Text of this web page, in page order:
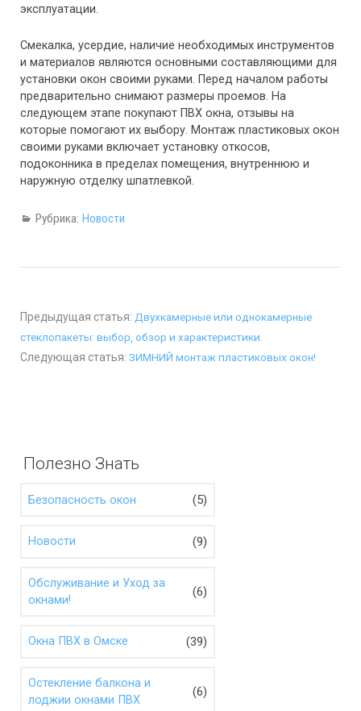
эксплуатации.
Смекалка, усердие, наличие необходимых инструментов
и материалов являются основными составляющими для
установки окон своими руками. Перед началом работы
предварительно снимают размеры проемов. На
следующем этапе покупают ПВХ окна, отзывы на
которые помогают их выбору. Монтаж пластиковых окон
своими руками включает установку откосов,
подоконника в пределах помещения, внутреннюю и
наружную отделку шпатлевкой.
Рубрика: Новости
Предыдущая статья: Двухкамерные или однокамерные
стеклопакеты: выбор, обзор и характеристики.
Следующая статья: ЗИМНИЙ монтаж пластиковых окон!
Полезно Знать
Безопасность окон (5)
Новости (9)
Обслуживание и Уход за
окнами!
(6)
Окна ПВХ в Омске (39)
Остекление балкона и
лоджии окнами ПВХ
(6)